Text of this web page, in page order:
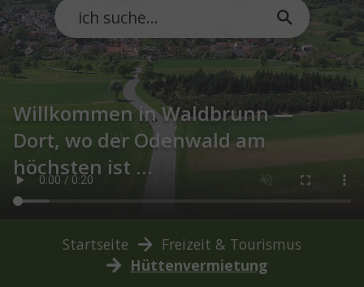
Willkommen in Waldbrunn —
Dort, wo der Odenwald am
höchsten ist …
You are here:
Startseite
Freizeit & Tourismus
Hüttenvermietung